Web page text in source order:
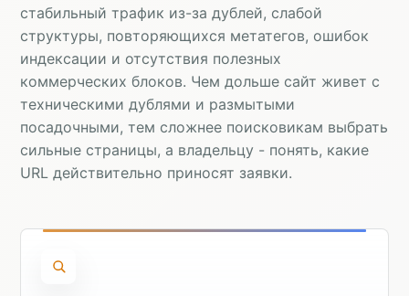
стабильный трафик из-за дублей, слабой
структуры, повторяющихся метатегов, ошибок
индексации и отсутствия полезных
коммерческих блоков. Чем дольше сайт живет с
техническими дублями и размытыми
посадочными, тем сложнее поисковикам выбрать
сильные страницы, а владельцу - понять, какие
URL действительно приносят заявки.